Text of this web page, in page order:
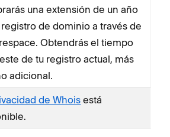
una extensión de un año
de dominio a través de
Obtendrás el tiempo
de tu registro actual, más
adicional.
de Whoisestá